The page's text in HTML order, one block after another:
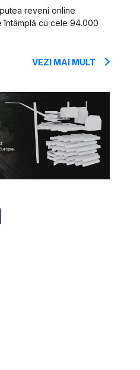
reveni online
întâmplă cu cele 94.000
VEZI MAI MULT